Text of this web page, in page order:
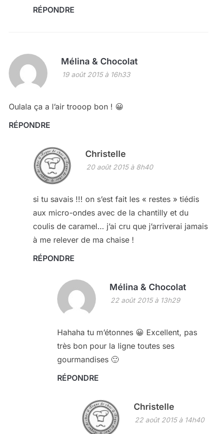
RÉPONDRE
Mélina & Chocolat
19 août 2015 à 16h33
Oulala ça a l’air trooop bon ! 😀
RÉPONDRE
Christelle
20 août 2015 à 8h40
si tu savais !!! on s’est fait les « restes » tiédis
aux micro-ondes avec de la chantilly et du
coulis de caramel… j’ai cru que j’arriverai jamais
à me relever de ma chaise !
RÉPONDRE
Mélina & Chocolat
22 août 2015 à 13h29
Hahaha tu m’étonnes 😀 Excellent, pas
très bon pour la ligne toutes ses
gourmandises 🙂
RÉPONDRE
Christelle
22 août 2015 à 14h40